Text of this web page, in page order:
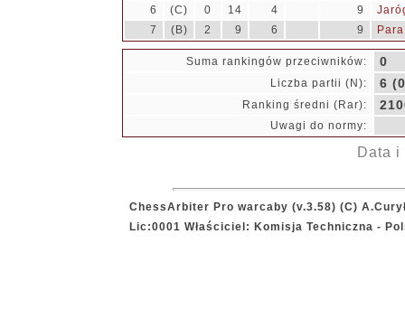
6
(C) 0 14 4 9
7
(B) 2 9 6 9
Suma rankingów przeciwników: 0
Liczba partii (N): 6
Ranking średni (Rar):
Uwagi do normy:
Data
ChessArbiter Pro warcaby (v.3.58) (C)
Lic:0001 Właściciel: Komisja Techniczna -